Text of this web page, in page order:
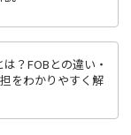
？FOBとの違い・
をわかりやすく解